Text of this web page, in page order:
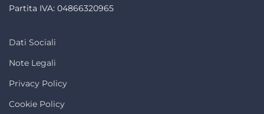
Partita IVA: 04866320965
Dati Sociali
Note Legali
Privacy Policy
Cookie Policy